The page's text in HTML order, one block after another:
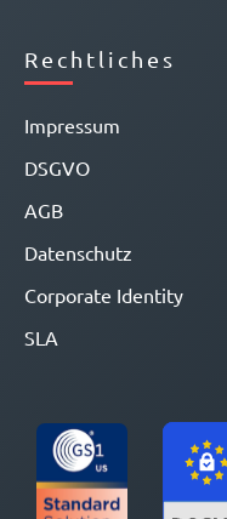
Rechtliches
Impressum
DSGVO
AGB
Datenschutz
Corporate Identity
SLA